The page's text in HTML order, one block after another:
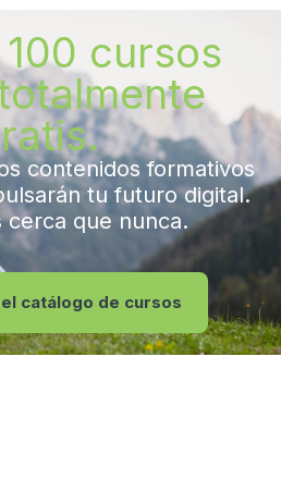
cursos
contenidos formativos
tu futuro digital.
cerca que nunca.
catálogo de cursos